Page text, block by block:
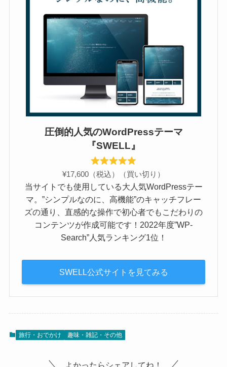
圧倒的人気のWordPressテーマ
『SWELL』
¥17,600（税込）（買い切り）
当サイトでも使用している大人気WordPressテー
マ。”シンプルなのに、高機能”のキャッチフレー
ズの通り、直感的な操作で初心者でもこだわりの
コンテンツが作成可能です！2022年度”WP-
Search”人気ランキング1位！
SWELL公式サイトを見てみる
旅行・おでかけ 趣味・雑記・その他
よかったらシェアしてね！